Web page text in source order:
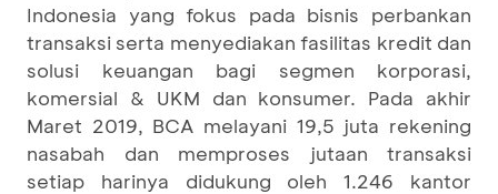
Indonesia yang fokus pada bisnis perbankan
transaksi serta menyediakan fasilitas kredit dan
solusi keuangan bagi segmen korporasi,
komersial & UKM dan konsumer. Pada akhir
Maret 2019, BCA melayani 19,5 juta rekening
nasabah dan memproses jutaan transaksi
setiap harinya didukung oleh 1.246 kantor